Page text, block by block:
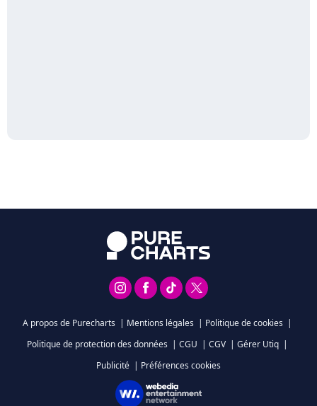
A propos de Purecharts | Mentions légales | Politique de cookies |
Politique de protection des données | CGU | CGV | Gérer Utiq |
Publicité | Préférences cookies